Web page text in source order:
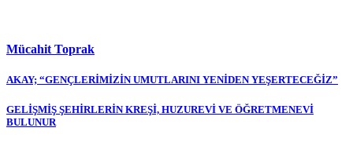
Mücahit Toprak
Yazı
gezinmesi
AKAY; “GENÇLERİMİZİN UMUTLARINI YENİDEN YEŞERTECEĞİZ”
GELİŞMİŞ ŞEHİRLERİN KREŞİ, HUZUREVİ VE ÖĞRETMENEVİ
BULUNUR